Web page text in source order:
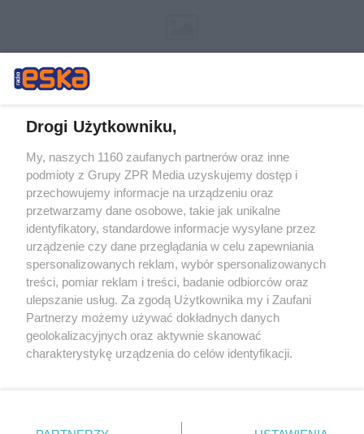
Żaden utwór zamieszczony w serwisie nie może być powielany i
rozpowszechniany lub dalej rozpowszechniany w jakikolwiek sposób (w
tym także elektroniczny lub mechaniczny) na jakimkolwiek polu
eksploatacji w jakiejkolwiek formie, włącznie z umieszczaniem w
Internecie bez pisemnej zgody właściciela praw. Jakiekolwiek użycie lub
wykorzystanie utworów w całości lub w części z naruszeniem prawa,
tzn. bez właściwej zgody, jest zabronione pod groźbą kary i może być
ścigane prawnie.
Drogi Użytkowniku,
My, naszych 1160 zaufanych partnerów oraz inne
podmioty z Grupy ZPR Media uzyskujemy dostęp i
przechowujemy informacje na urządzeniu oraz
przetwarzamy dane osobowe, takie jak unikalne
identyfikatory, standardowe informacje wysyłane przez
urządzenie czy dane przeglądania w celu zapewniania
spersonalizowanych reklam, wybór spersonalizowanych
treści, pomiar reklam i treści, badanie odbiorców oraz
ulepszanie usług. Za zgodą Użytkownika my i Zaufani
Partnerzy możemy używać dokładnych danych
geolokalizacyjnych oraz aktywnie skanować
charakterystykę urządzenia do celów identyfikacji.
zmienić/wycofać klikając przycisk ustawień prywatności